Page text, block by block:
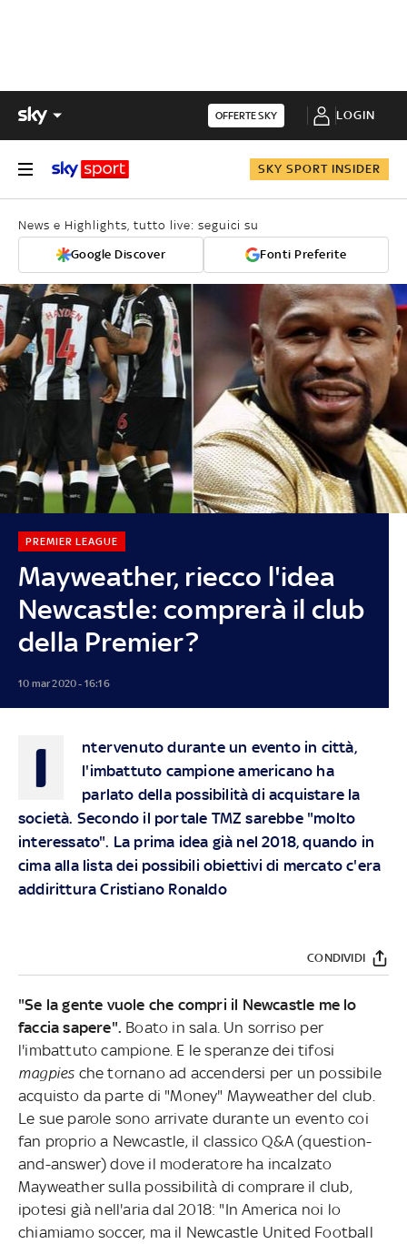
OFFERTE SKY LOGIN
SKY SPORT INSIDER
News e Highlights, tutto live: seguici su
Google Discover Fonti Preferite
Mayweather, riecco l'idea
Newcastle: comprerà il club
della Premier?
PREMIER LEAGUE
10 mar 2020 - 16:16
I
ntervenuto durante un evento in città,
l'imbattuto campione americano ha
parlato della possibilità di acquistare la
società. Secondo il portale TMZ sarebbe "molto
interessato". La prima idea già nel 2018, quando in
cima alla lista dei possibili obiettivi di mercato c'era
addirittura Cristiano Ronaldo
CONDIVIDI
"Se la gente vuole che compri il Newcastle me lo
faccia sapere". Boato in sala. Un sorriso per
l'imbattuto campione. E le speranze dei tifosi
magpies che tornano ad accendersi per un possibile
acquisto da parte di "Money" Mayweather del club.
Le sue parole sono arrivate durante un evento coi
fan proprio a Newcastle, il classico Q&A (question-
and-answer) dove il moderatore ha incalzato
Mayweather sulla possibilità di comprare il club,
ipotesi già nell'aria dal 2018: "In America noi lo
chiamiamo soccer, ma il Newcastle United Football